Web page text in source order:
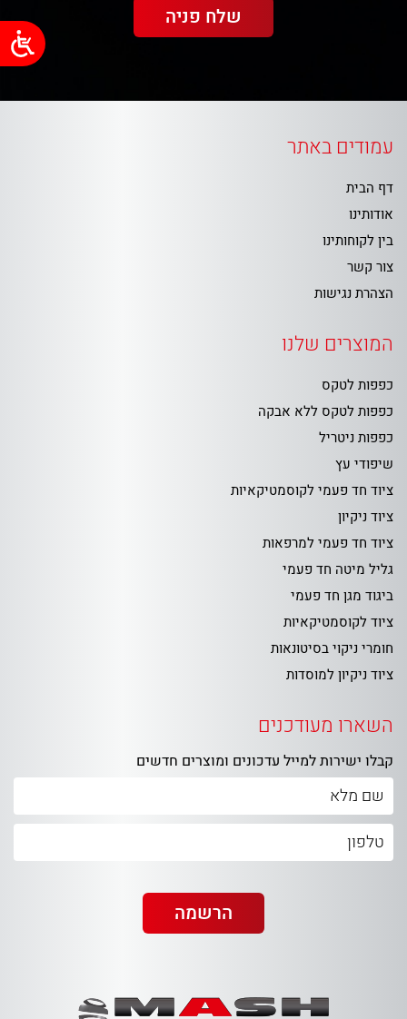
עמודים באתר
דף הבית
אודותינו
בין לקוחותינו
צור קשר
הצהרת נגישות
המוצרים שלנו
כפפות לטקס
כפפות לטקס ללא אבקה
כפפות ניטריל
שיפודי עץ
ציוד חד פעמי לקוסמטיקאיות
ציוד ניקיון
ציוד חד פעמי למרפאות
גליל מיטה חד פעמי
ביגוד מגן חד פעמי
ציוד לקוסמטיקאיות
חומרי ניקוי בסיטונאות
ציוד ניקיון למוסדות
השארו מעודכנים
קבלו ישירות למייל עדכונים ומוצרים חדשים